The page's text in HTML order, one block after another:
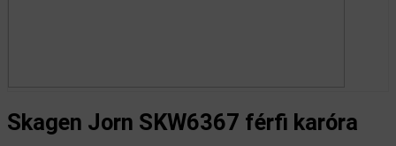
Skagen Jorn SKW6367 férfi karóra